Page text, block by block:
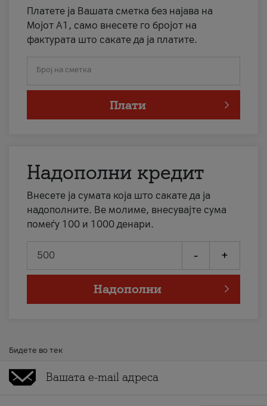
Платете ја Вашата сметка без најава на
Мојот А1, само внесете го бројот на
фактурата што сакате да ја платите.
Број на сметка
Плати
Надополни кредит
Внесете ја сумата која што сакате да ја
надополните. Ве молиме, внесувајте сума
помеѓу 100 и 1000 денари.
- +
Надополни
Бидете во тек